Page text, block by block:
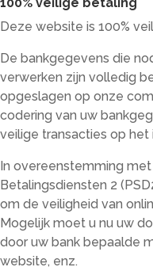
Deze website is 100%
De bankgegevens die
verwerken zijn volledig
opgeslagen op onze
codering van uw
veilige transacties op het
In overeenstemming
Betalingsdiensten 2
om de veiligheid van
Mogelijk moet u nu uw
door uw bank bepaalde
website, enz.